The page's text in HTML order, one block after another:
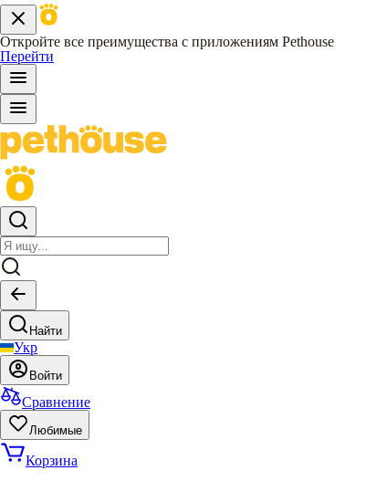
Откройте все преимущества с приложениям Pethouse
Перейти
Найти
Укр
Войти
Сравнение
Любимые
Корзина